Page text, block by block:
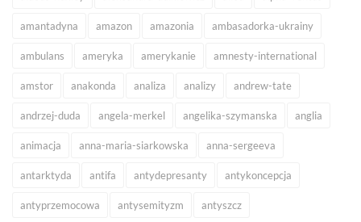
amantadyna amazon amazonia ambasadorka-ukrainy
ambulans ameryka amerykanie amnesty-international
amstor anakonda analiza analizy andrew-tate
andrzej-duda angela-merkel angelika-szymanska anglia
animacja anna-maria-siarkowska anna-sergeeva
antarktyda antifa antydepresanty antykoncepcja
antyprzemocowa antysemityzm antyszcz